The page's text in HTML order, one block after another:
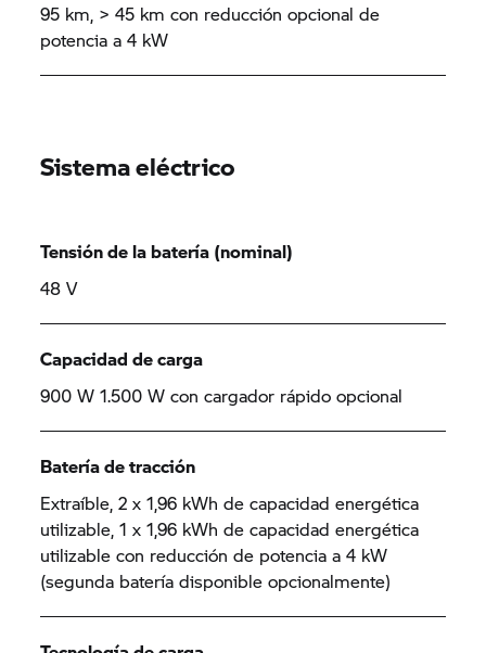
95 km, > 45 km con reducción opcional de
potencia a 4 kW
Sistema eléctrico
Tensión de la batería (nominal)
48 V
Capacidad de carga
900 W 1.500 W con cargador rápido opcional
Batería de tracción
Extraíble, 2 x 1,96 kWh de capacidad energética
utilizable, 1 x 1,96 kWh de capacidad energética
utilizable con reducción de potencia a 4 kW
(segunda batería disponible opcionalmente)